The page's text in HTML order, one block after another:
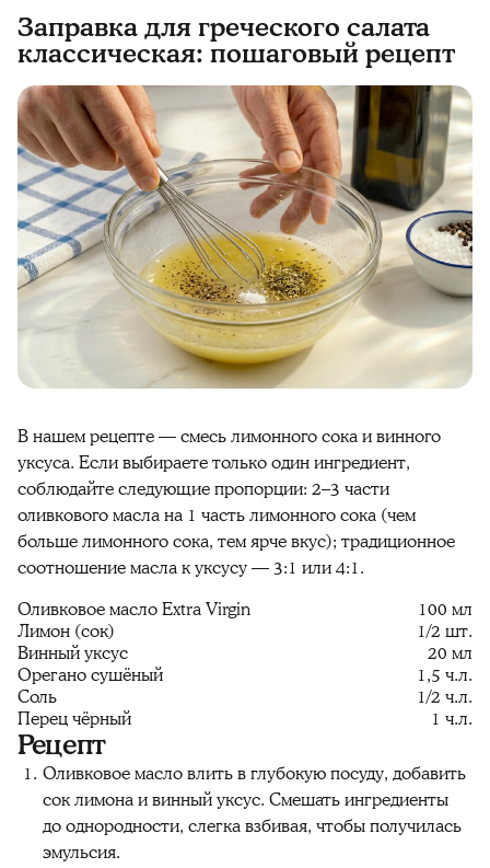
Заправка для греческого салата
классическая: пошаговый рецепт
В нашем рецепте — смесь лимонного сока и винного
уксуса. Если выбираете только один ингредиент,
соблюдайте следующие пропорции: 2–3 части
оливкового масла на 1 часть лимонного сока (чем
больше лимонного сока, тем ярче вкус); традиционное
соотношение масла к уксусу — 3:1 или 4:1.
Оливковое масло Extra Virgin
100 мл
Лимон (сок)
1/2 шт.
Винный уксус
20 мл
Орегано сушёный
1,5 ч.л.
Соль
1/2 ч.л.
Перец чёрный
1 ч.л.
Рецепт
Оливковое масло влить в глубокую посуду, добавить
сок лимона и винный уксус. Смешать ингредиенты
до однородности, слегка взбивая, чтобы получилась
эмульсия.